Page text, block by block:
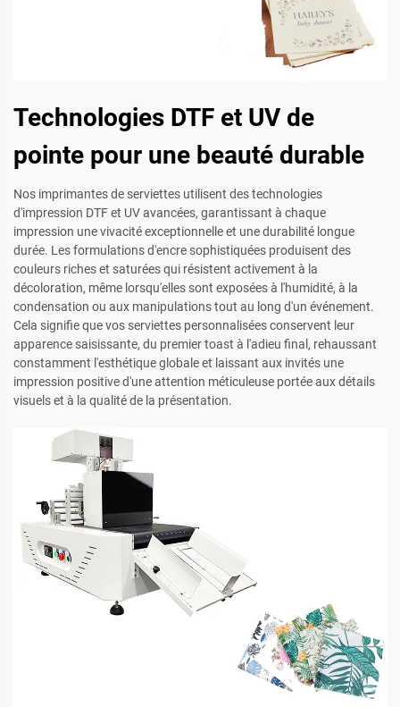
Technologies DTF et UV de
pointe pour une beauté durable
Nos imprimantes de serviettes utilisent des technologies
d'impression DTF et UV avancées, garantissant à chaque
impression une vivacité exceptionnelle et une durabilité longue
durée. Les formulations d'encre sophistiquées produisent des
couleurs riches et saturées qui résistent activement à la
décoloration, même lorsqu'elles sont exposées à l'humidité, à la
condensation ou aux manipulations tout au long d'un événement.
Cela signifie que vos serviettes personnalisées conservent leur
apparence saisissante, du premier toast à l'adieu final, rehaussant
constamment l'esthétique globale et laissant aux invités une
impression positive d'une attention méticuleuse portée aux détails
visuels et à la qualité de la présentation.